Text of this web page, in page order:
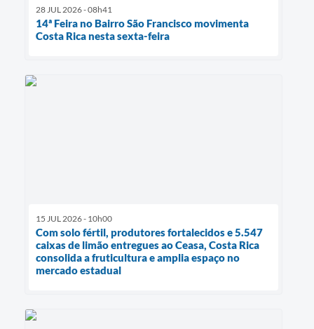
28 JUL 2026 - 08h41
14ª Feira no Bairro São Francisco movimenta
Costa Rica nesta sexta-feira
15 JUL 2026 - 10h00
Com solo fértil, produtores fortalecidos e 5.547
caixas de limão entregues ao Ceasa, Costa Rica
consolida a fruticultura e amplia espaço no
mercado estadual